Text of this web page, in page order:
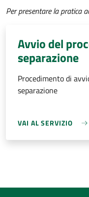
Per presentare la pratica
Avvio del
separazione
Procedimento di
separazione
VAI AL SERVIZIO